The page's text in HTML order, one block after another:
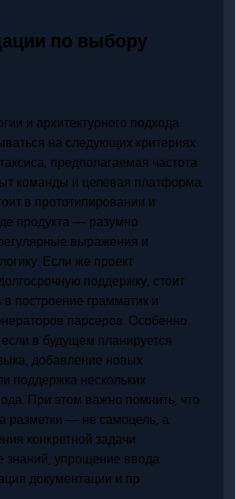
по выбору
и архитектурного подхода
на следующих критериях:
предполагаемая частота
команды и целевая платформа.
в прототипировании и
продукта — разумно
выражения и
Если же проект
поддержку, стоит
в построение грамматик и
парсеров. Особенно
если в будущем планируется
добавление новых
поддержка нескольких
При этом важно помнить, что
разметки — не самоцель, а
конкретной задачи:
знаний, упрощение ввода
документации и пр.